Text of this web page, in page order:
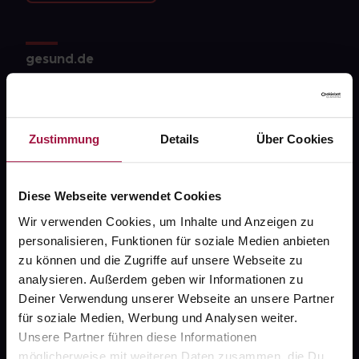
Zustimmung Details Über Cookies
Diese Webseite verwendet Cookies
Wir verwenden Cookies, um Inhalte und Anzeigen zu
personalisieren, Funktionen für soziale Medien anbieten
zu können und die Zugriffe auf unsere Webseite zu
analysieren. Außerdem geben wir Informationen zu
Deiner Verwendung unserer Webseite an unsere Partner
für soziale Medien, Werbung und Analysen weiter.
Unsere Partner führen diese Informationen
möglicherweise mit weiteren Daten zusammen, die Du
gesund.de
gesund-versorger.de
Sanitätshäuser
Datenschutz
AGB